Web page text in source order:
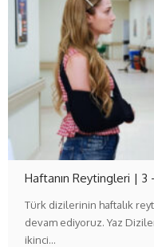
Haftanın Reytingleri | 3
Türk dizilerinin haftalık
devam ediyoruz. Yaz
ikinci…